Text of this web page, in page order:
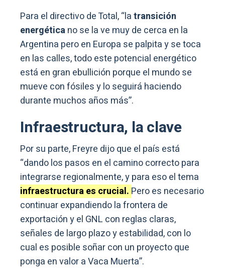
Para el directivo de Total, “latransición
energéticano se la ve muy de cerca en la
Argentina pero en Europa se palpita y se toca
en las calles, todo este potencial energético
está en gran ebullición porque el mundo se
mueve con fósiles y lo seguirá haciendo
durante muchos años más”.
Infraestructura, la clave
Por su parte, Freyre dijo que el país está
“dando los pasos en el camino correcto para
integrarse regionalmente, y para eso el tema
infraestructura es crucial. Pero es necesario
continuar expandiendo la frontera de
exportación y el GNL con reglas claras,
señales de largo plazo y estabilidad, con lo
cual es posible soñar con un proyecto que
ponga en valor a Vaca Muerta”.